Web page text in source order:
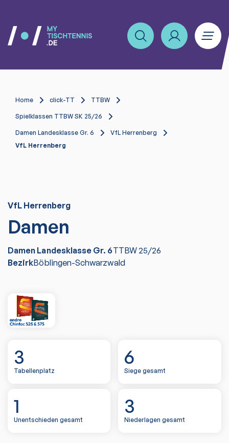
Home click-TT TTBW
Spielklassen TTBW SK 25/26
Damen Landesklasse Gr. 6
VfL Herrenberg
VfL Herrenberg
VfL Herrenberg
Damen
Damen Landesklasse Gr. 6TTBW25/26
BezirkBöblingen-Schwarzwald
3
Tabellenplatz
6
Siege gesamt
1
Unentschieden gesamt
3
Niederlagen gesamt